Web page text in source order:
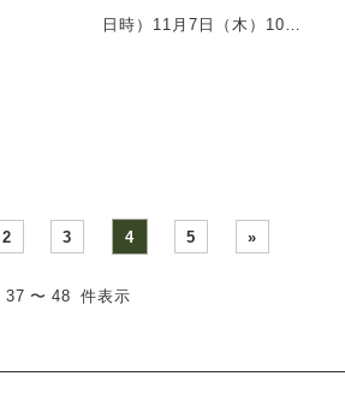
ーチを販売します!!
日時）11月7日（木）10：
2 3 4 5 »
37 〜 48 件表示